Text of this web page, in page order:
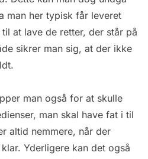
man her typisk får leveret
at lave de retter, der står på
sikrer man sig, at der ikke
man også for at skulle
man skal have fat i til
altid nemmere, når der
Yderligere kan det også